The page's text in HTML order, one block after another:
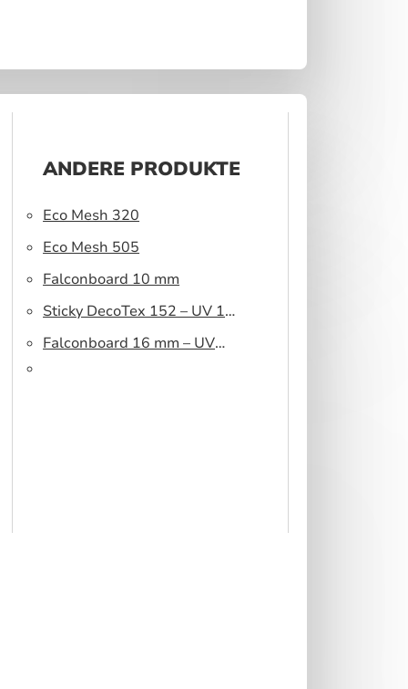
ANDERE PRODUKTE
Eco Mesh 320
Eco Mesh 505
Falconboard 10 mm
Sticky DecoTex 152 – UV 160
cm
Falconboard 16 mm – UV